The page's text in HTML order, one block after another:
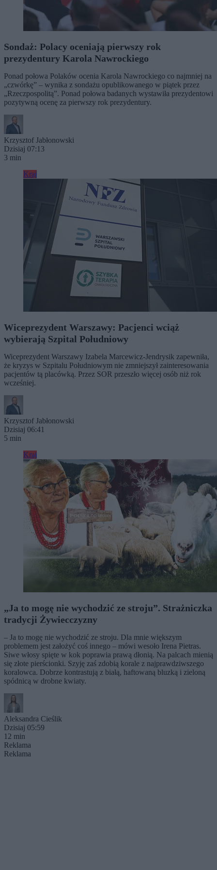
Sondaż: Polacy oceniają pierwszy rok
prezydentury Karola Nawrockiego
Ponad połowa Polaków ocenia Karola Nawrockiego co najmniej na
„czwórkę” – wynika z sondażu opublikowanego w piątek przez
„Rzeczpospolitą”. Ponad połowa badanych wystawiła prezydentowi
pozytywną ocenę za pierwszy rok prezydentury.
Krzysztof Jabłonowski
Dzisiaj 07:13
3 min
Kraj
Wiceprezydent Warszawy: Pacjenci wciąż
wybierają Szpital Południowy
Wiceprezydent Warszawy Izabela Marcewicz-Jendrysik zapewniła,
że kryzys w Szpitalu Południowym nie zmniejszył zainteresowania
pacjentów tą placówką. Przez SOR przeszło więcej osób niż rok
wcześniej.
Krzysztof Jabłonowski
Dzisiaj 06:41
5 min
Kraj
„Ja to mogę nie wychodzić ze stroju”. Strażniczka
tradycji Żywiecczyzny
– Ja to mogę nie wychodzić ze stroju. Dla mnie większym
problemem jest założyć coś innego – mówi wesoło Irena Pietras.
Siwe włosy spięte w kok poprawia prawą dłonią. Na palcach mienią
się złote pierścionki. Szyję zaś zdobią korale z najprawdziwszego
koralowca. Dobrze kontrastują z białą, haftowaną bluzką i zieloną
spódnicą w drobne kwiaty.
Aleksandra Cieślik
Dzisiaj 05:59
12 min
Reklama
Reklama